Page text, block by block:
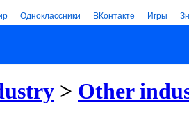
Одноклассники ВКонтакте Игры
> Other